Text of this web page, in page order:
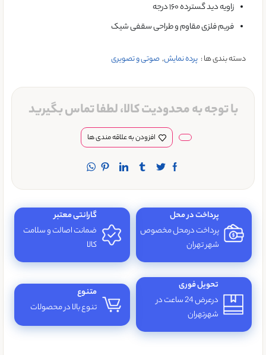
زاویه دید گسترده ۱۶۰ درجه
فریم فلزی مقاوم و طراحی سقفی شیک
دسته بندی ها : پرده نمایش,صوتی و تصویری
با توجه به محدودیت کالا، لطفا تماس بگیرید
افزودن به علاقه مندی ها
پرداخت در محل
پرداخت درمحل مخصوص
شهر تهران
گارانتی معتبر
ضمانت اصالت و سلامت
کالا
تحویل فوری
درعرض 24 ساعت در
شهرتهران
متنوع
تنوع بالا در محصولات